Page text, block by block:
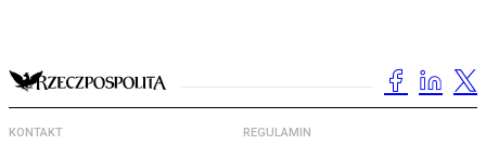
KONTAKT REGULAMIN